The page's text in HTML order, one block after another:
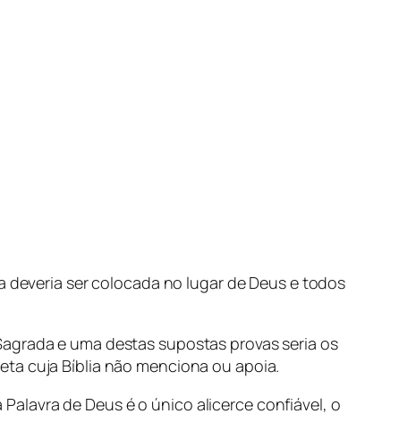
ser colocada no lugar de Deus e todos
e uma destas supostas provas seria os
cuja Bíblia não menciona ou apoia.
de Deus é o único alicerce confiável, o